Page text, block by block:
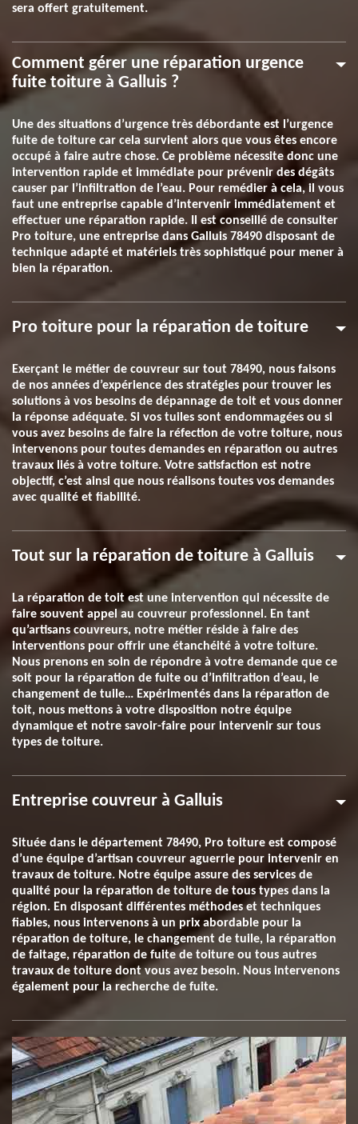
sera offert gratuitement.
Comment gérer une réparation urgence
fuite toiture à Galluis ?
Une des situations d’urgence très débordante est l’urgence
fuite de toiture car cela survient alors que vous êtes encore
occupé à faire autre chose. Ce problème nécessite donc une
intervention rapide et immédiate pour prévenir des dégâts
causer par l’infiltration de l’eau. Pour remédier à cela, il vous
faut une entreprise capable d’intervenir immédiatement et
effectuer une réparation rapide. Il est conseillé de consulter
Pro toiture, une entreprise dans Galluis 78490 disposant de
technique adapté et matériels très sophistiqué pour mener à
bien la réparation.
Pro toiture pour la réparation de toiture
Exerçant le métier de couvreur sur tout 78490, nous faisons
de nos années d’expérience des stratégies pour trouver les
solutions à vos besoins de dépannage de toit et vous donner
la réponse adéquate. Si vos tuiles sont endommagées ou si
vous avez besoins de faire la réfection de votre toiture, nous
intervenons pour toutes demandes en réparation ou autres
travaux liés à votre toiture. Votre satisfaction est notre
objectif, c’est ainsi que nous réalisons toutes vos demandes
avec qualité et fiabilité.
Tout sur la réparation de toiture à Galluis
La réparation de toit est une intervention qui nécessite de
faire souvent appel au couvreur professionnel. En tant
qu’artisans couvreurs, notre métier réside à faire des
interventions pour offrir une étanchéité à votre toiture.
Nous prenons en soin de répondre à votre demande que ce
soit pour la réparation de fuite ou d’infiltration d’eau, le
changement de tuile… Expérimentés dans la réparation de
toit, nous mettons à votre disposition notre équipe
dynamique et notre savoir-faire pour intervenir sur tous
types de toiture.
Entreprise couvreur à Galluis
Située dans le département 78490, Pro toiture est composé
d’une équipe d’artisan couvreur aguerrie pour intervenir en
travaux de toiture. Notre équipe assure des services de
qualité pour la réparation de toiture de tous types dans la
région. En disposant différentes méthodes et techniques
fiables, nous intervenons à un prix abordable pour la
réparation de toiture, le changement de tuile, la réparation
de faitage, réparation de fuite de toiture ou tous autres
travaux de toiture dont vous avez besoin. Nous intervenons
également pour la recherche de fuite.